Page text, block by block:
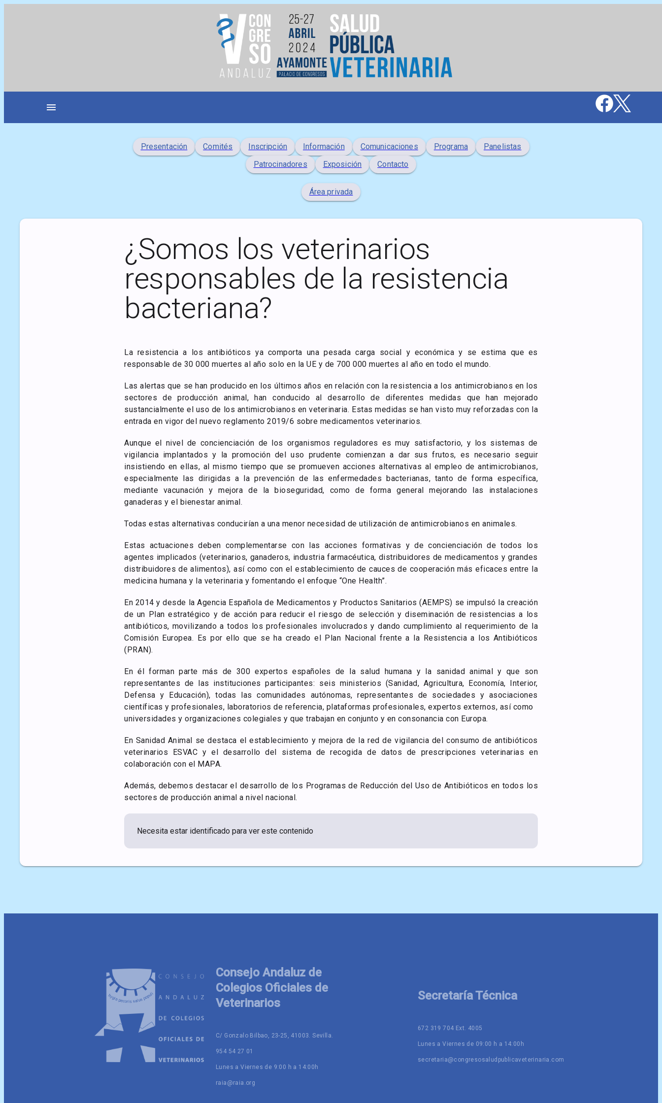
menu
Presentación Comités Inscripción Información Comunicaciones Programa
Panelistas
Patrocinadores
Exposición Contacto
Área privada
¿Somos los veterinarios
responsables de la resistencia
bacteriana?
La resistencia a los antibióticos ya comporta una pesada carga social y económica y se estima que es
responsable de 30 000 muertes al año solo en la UE y de 700 000 muertes al año en todo el mundo.
Las alertas que se han producido en los últimos años en relación con la resistencia a los antimicrobianos en los
sectores de producción animal, han conducido al desarrollo de diferentes medidas que han mejorado
sustancialmente el uso de los antimicrobianos en veterinaria. Estas medidas se han visto muy reforzadas con la
entrada en vigor del nuevo reglamento 2019/6 sobre medicamentos veterinarios.
Aunque el nivel de concienciación de los organismos reguladores es muy satisfactorio, y los sistemas de
vigilancia implantados y la promoción del uso prudente comienzan a dar sus frutos, es necesario seguir
insistiendo en ellas, al mismo tiempo que se promueven acciones alternativas al empleo de antimicrobianos,
especialmente las dirigidas a la prevención de las enfermedades bacterianas, tanto de forma específica,
mediante vacunación y mejora de la bioseguridad, como de forma general mejorando las instalaciones
ganaderas y el bienestar animal.
Todas estas alternativas conducirían a una menor necesidad de utilización de antimicrobianos en animales.
Estas actuaciones deben complementarse con las acciones formativas y de concienciación de todos los
agentes implicados (veterinarios, ganaderos, industria farmacéutica, distribuidores de medicamentos y grandes
distribuidores de alimentos), así como con el establecimiento de cauces de cooperación más eficaces entre la
medicina humana y la veterinaria y fomentando el enfoque “One Health”.
En 2014 y desde la Agencia Española de Medicamentos y Productos Sanitarios (AEMPS) se impulsó la creación
de un Plan estratégico y de acción para reducir el riesgo de selección y diseminación de resistencias a los
antibióticos, movilizando a todos los profesionales involucrados y dando cumplimiento al requerimiento de la
Comisión Europea. Es por ello que se ha creado el Plan Nacional frente a la Resistencia a los Antibióticos
(PRAN).
En él forman parte más de 300 expertos españoles de la salud humana y la sanidad animal y que son
representantes de las instituciones participantes: seis ministerios (Sanidad, Agricultura, Economía, Interior,
Defensa y Educación), todas las comunidades autónomas, representantes de sociedades y asociaciones
científicas y profesionales, laboratorios de referencia, plataformas profesionales, expertos externos, así como
universidades y organizaciones colegiales y que trabajan en conjunto y en consonancia con Europa.
En Sanidad Animal se destaca el establecimiento y mejora de la red de vigilancia del consumo de antibióticos
veterinarios ESVAC y el desarrollo del sistema de recogida de datos de prescripciones veterinarias en
colaboración con el MAPA.
Además, debemos destacar el desarrollo de los Programas de Reducción del Uso de Antibióticos en todos los
sectores de producción animal a nivel nacional.
Necesita estar identificado para ver este contenido
Consejo Andaluz de
Colegios Oficiales de
Veterinarios
C/ Gonzalo Bilbao, 23-25, 41003. Sevilla.
954 54 27 01
Lunes a Viernes de 9:00 h a 14:00h
raia@raia.org
Secretaría Técnica
672 319 704 Ext. 4005
Lunes a Viernes de 09:00 h a 14:00h
secretaria@congresosaludpublicaveterinaria.com